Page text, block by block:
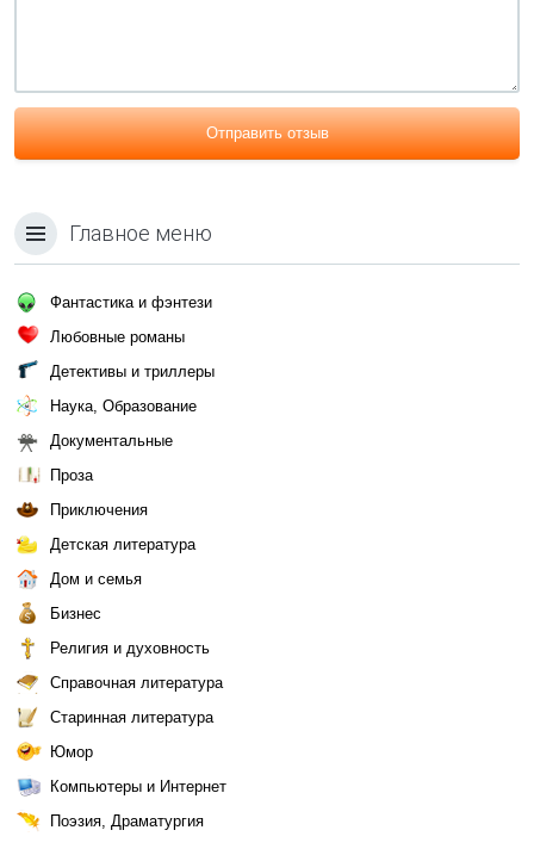
Отправить отзыв
Главное меню
Фантастика и фэнтези
Любовные романы
Детективы и триллеры
Наука, Образование
Документальные
Проза
Приключения
Детская литература
Дом и семья
Бизнес
Религия и духовность
Справочная литература
Старинная литература
Юмор
Компьютеры и Интернет
Поэзия, Драматургия